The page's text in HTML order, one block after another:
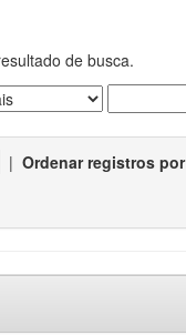
de busca.
| Ordenar registros por